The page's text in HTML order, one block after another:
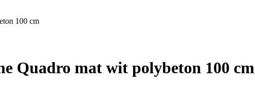
100 cm
Quadro mat wit polybeton 100 cm